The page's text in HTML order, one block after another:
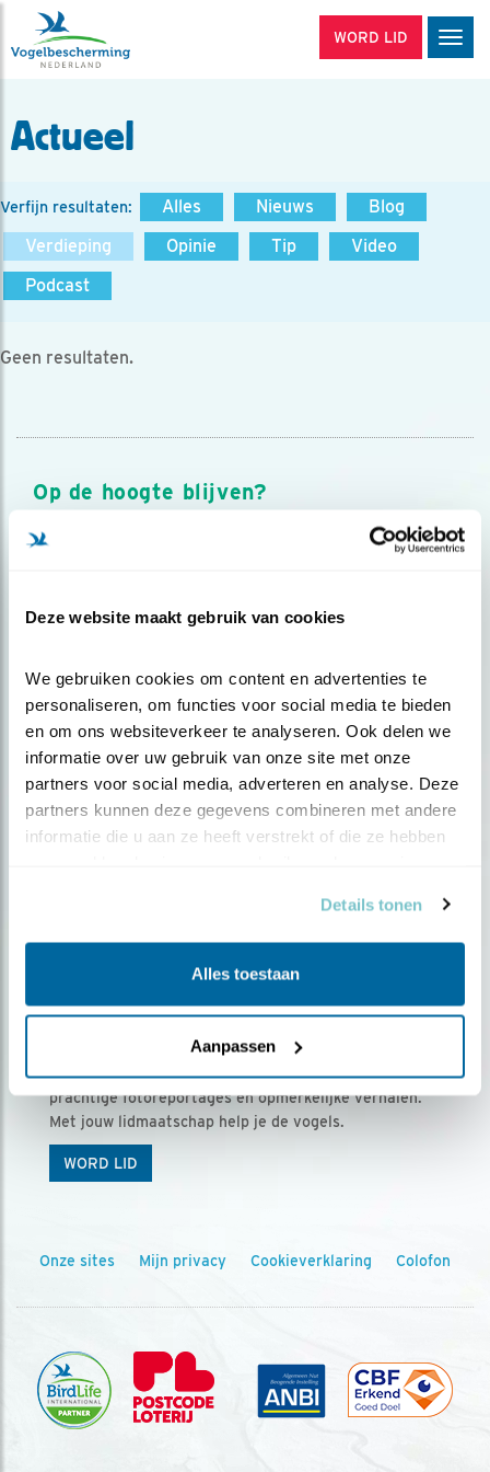
Deze website maakt gebruik van cookies
We gebruiken cookies om content en advertenties te
personaliseren, om functies voor social media te bieden
en om ons websiteverkeer te analyseren. Ook delen we
informatie over uw gebruik van onze site met onze
partners voor social media, adverteren en analyse. Deze
partners kunnen deze gegevens combineren met andere
informatie die u aan ze heeft verstrekt of die ze hebben
Details tonen
Alles toestaan
Aanpassen
WORD LID
Actueel
Verfijn resultaten: Alles Nieuws
Blog
Verdieping
Opinie Tip
Video
Podcast
Geen resultaten.
Op de hoogte blijven?
Meld je aan en ontvang nieuws, inspiratie, acties en tips
over vogels en activiteiten van Vogelbescherming.
Ontvang 5 x Vogels voor € 36,00 per jaar
Vogels is het tijdschrift voor onze leden, met
prachtige fotoreportages en opmerkelijke verhalen.
Met jouw lidmaatschap help je de vogels.
WORD LID
Onze sites Mijn privacy Cookieverklaring Colofon